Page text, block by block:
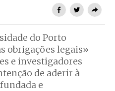
do Porto
obrigações legais»
e investigadores
de aderir à
e